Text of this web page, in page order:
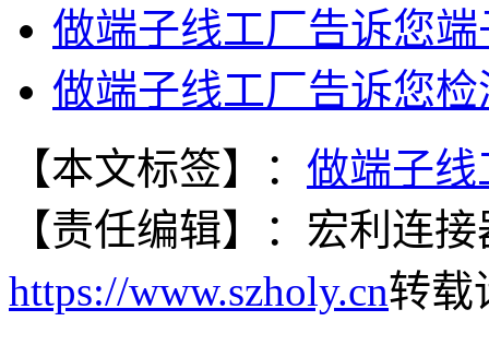
做端子线工厂告诉您
做端子线工厂告诉您
【本文标签】： 做端子线
【责任编辑】： 宏利连接
https://www.szholy.cn转载